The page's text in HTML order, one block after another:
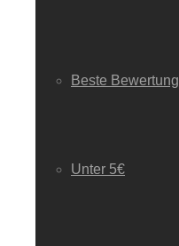
Beste Bewertung
Unter 5€